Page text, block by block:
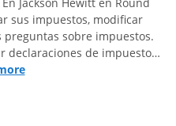
sus impuestos, modificar
sobre impuestos.
declaraciones de impuestos
como los impuestos